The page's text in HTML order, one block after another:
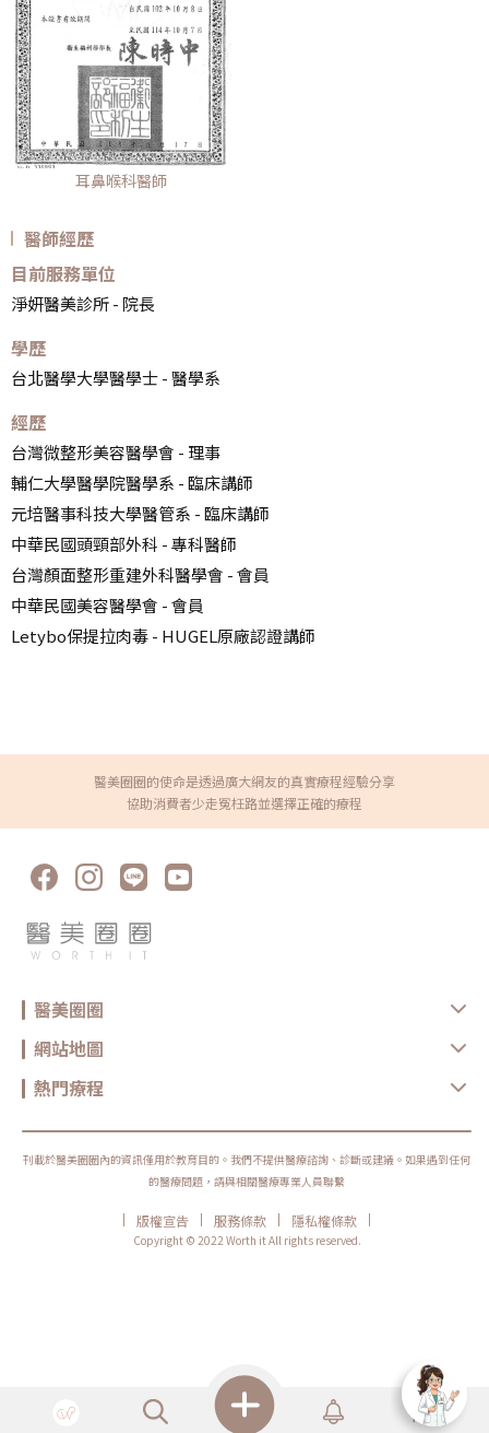
耳鼻喉科醫師
醫師經歷
目前服務單位
淨妍醫美診所 - 院長
學歷
台北醫學大學醫學士 - 醫學系
經歷
台灣微整形美容醫學會 - 理事
輔仁大學醫學院醫學系 - 臨床講師
元培醫事科技大學醫管系 - 臨床講師
中華民國頭頸部外科 - 專科醫師
台灣顏面整形重建外科醫學會 - 會員
中華民國美容醫學會 - 會員
Letybo保提拉肉毒 - HUGEL原廠認證講師
醫美圈圈的使命是透過廣大網友的真實療程經驗分享
協助消費者少走冤枉路並選擇正確的療程
醫美圈圈
網站地圖
熱門療程
刊載於醫美圈圈內的資訊僅用於教育目的。我們不提供醫療諮詢、診斷或建議。如果遇到任何
的醫療問題，請與相關醫療專業人員聯繫
| 版權宣告 | 服務條款 | 隱私權條款
|
Copyright © 2022 Worth it All rights reserved.